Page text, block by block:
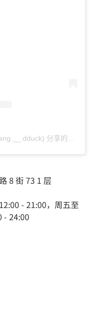
8 街 73 1 层
- 21:00，周五至
- 24:00